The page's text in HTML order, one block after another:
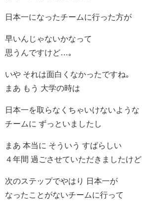
日本一になったチームに行った方が
早いんじゃないかなって
思うんですけど…｡
いや それは面白くなかったですね｡
まあ もう 大学の時は
日本一を取らなくちゃいけないような
チームに ずっといましたし
まあ 本当に そういう すばらしい
４年間 過ごさせていただきましたけど
次のステップでやはり 日本一が
なったことがないチームに行って